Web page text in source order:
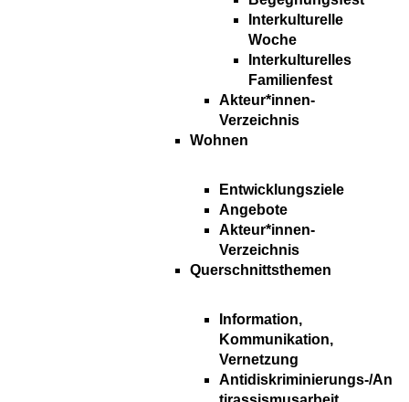
Interkulturelle
Woche
Interkulturelles
Familienfest
Akteur*innen-
Verzeichnis
Wohnen
Entwicklungsziele
Angebote
Akteur*innen-
Verzeichnis
Querschnittsthemen
Information,
Kommunikation,
Vernetzung
Antidiskriminierungs-/An